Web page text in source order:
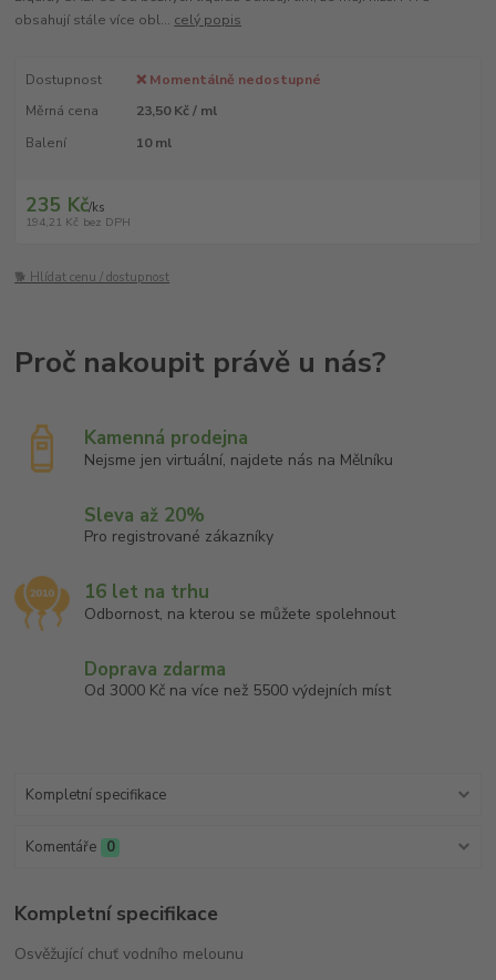
obsahují stále více obl... celý popis
Dostupnost
❌ Momentálně nedostupné
Měrná cena
23,50 Kč / ml
Balení
10 ml
235 Kč/ks
194,21 Kč bez DPH
🐕 Hlídat cenu / dostupnost
Kamenná prodejna
Nejsme jen virtuální, najdete nás na Mělníku
Sleva až 20%
Pro registrované zákazníky
16 let na trhu
Odbornost, na kterou se můžete spolehnout
Doprava zdarma
Od 3000 Kč na více než 5500 výdejních míst
Kompletní specifikace
Komentáře 0
Kompletní specifikace
Osvěžující chuť vodního melounu